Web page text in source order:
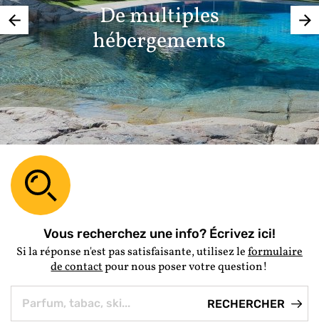
De multiples
hébergements
Vous recherchez une info? Écrivez ici!
Si la réponse n'est pas satisfaisante, utilisez leformulaire
de contactpour nous poser votre question!